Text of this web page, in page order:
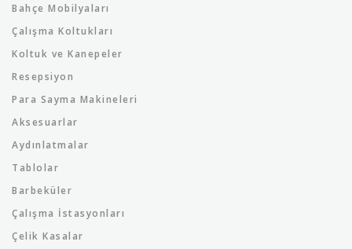
Bahçe Mobilyaları
Çalışma Koltukları
Koltuk ve Kanepeler
Resepsiyon
Para Sayma Makineleri
Aksesuarlar
Aydınlatmalar
Tablolar
Barbeküler
Çalışma İstasyonları
Çelik Kasalar